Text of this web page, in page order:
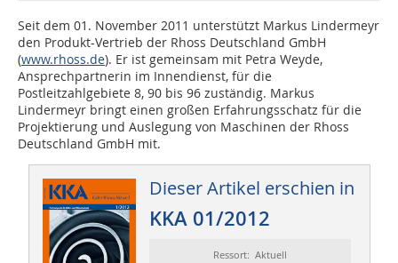
Seit dem 01. November 2011 unterstützt Markus Lindermeyr
den Produkt-Vertrieb der Rhoss Deutschland GmbH
(www.rhoss.de). Er ist gemeinsam mit Petra Weyde,
Ansprechpartnerin im Innendienst, für die
Postleitzahlgebiete 8, 90 bis 96 zuständig. Markus
Lindermeyr bringt einen großen Erfahrungsschatz für die
Projektierung und Auslegung von Maschinen der Rhoss
Deutschland GmbH mit.
Dieser Artikel erschien in
KKA 01/2012
Ressort: Aktuell